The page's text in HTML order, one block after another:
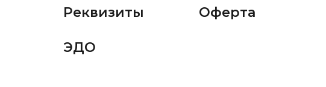
Реквизиты
ЭДО
Оферта